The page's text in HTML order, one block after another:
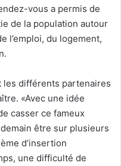
vous a permis de
de la population autour
l’emploi, du logement,
les différents partenaires
«Avec une idée
casser ce fameux
être sur plusieurs
d’insertion
une difficulté de